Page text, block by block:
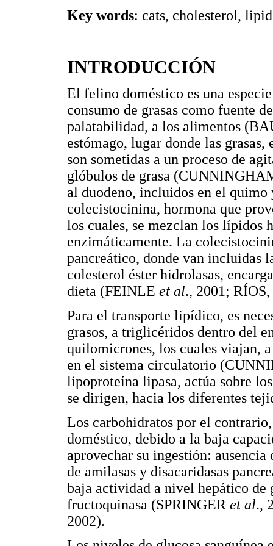
Key words: cats, cholesterol,
INTRODUCCIÓN
El felino doméstico es una
consumo de grasas como fuente
palatabilidad, a los alimentos
estómago, lugar donde las
son sometidas a un proceso de
glóbulos de grasa
al duodeno, incluidos en el
colecistocinina, hormona que
los cuales, se mezclan los lípidos
enzimáticamente. La
pancreático, donde van incluidas
colesterol éster hidrolasas,
dieta (FEINLE et al., 2001;
Para el transporte lipídico, es
grasos, a triglicéridos dentro del
quilomicrones, los cuales viajan,
en el sistema circulatorio
lipoproteína lipasa, actúa sobre
se dirigen, hacia los diferentes
Los carbohidratos por el
doméstico, debido a la baja
aprovechar su ingestión:
de amilasas y disacaridasas
baja actividad a nivel hepático
fructoquinasa (SPRINGER et al.,
2002).